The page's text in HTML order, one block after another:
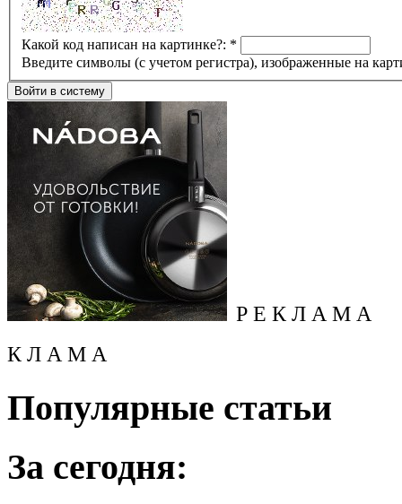
Какой код написан на картинке?: *
Введите символы (с учетом регистра), изображенные на
Р Е К Л А М А
К Л А М А
Популярные статьи
За сегодня: